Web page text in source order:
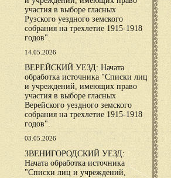
участия в выборе гласных
Рузского уездного земского
собрания на трехлетие 1915-1918
годов".
14.05.2026
ВЕРЕЙСКИЙ УЕЗД: Начата
обработка источника "Списки лиц
и учреждений, имеющих право
участия в выборе гласных
Верейского уездного земского
собрания на трехлетие 1915-1918
годов".
03.05.2026
ЗВЕНИГОРОДСКИЙ УЕЗД:
Начата обработка источника
"Списки лиц и учреждений,